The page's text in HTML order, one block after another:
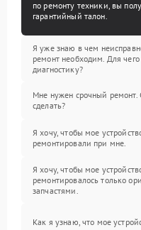
по ремонту техники, вы
гарантийный талон.
Я уже знаю в чем
ремонт необходим. Для чего
диагностику?
Мне нужен срочный ремонт.
сделать?
Я хочу, чтобы мое
ремонтировали при мне.
Я хочу, чтобы мое
ремонтировалось только
запчастями.
Как я узнаю, что мое